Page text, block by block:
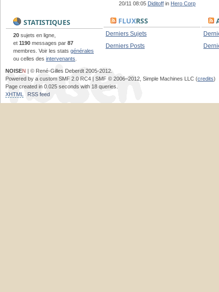
20/11 08:05 Diditoff in Hero Corp
STATISTIQUES
20 sujets en ligne,
et 1190 messages par 87
membres. Voir les stats générales
ou celles des intervenants
FLUXRSS
Derniers Sujets
Derniers Posts
NOISEN | © René-Gilles Deberdt 2005-2012.
Powered by a custom SMF 2.0 RC4 | SMF © 2006–2012, Simple Machines LLC (credits)
Page created in 0.025 seconds with 18 queries.
XHTML
RSS feed